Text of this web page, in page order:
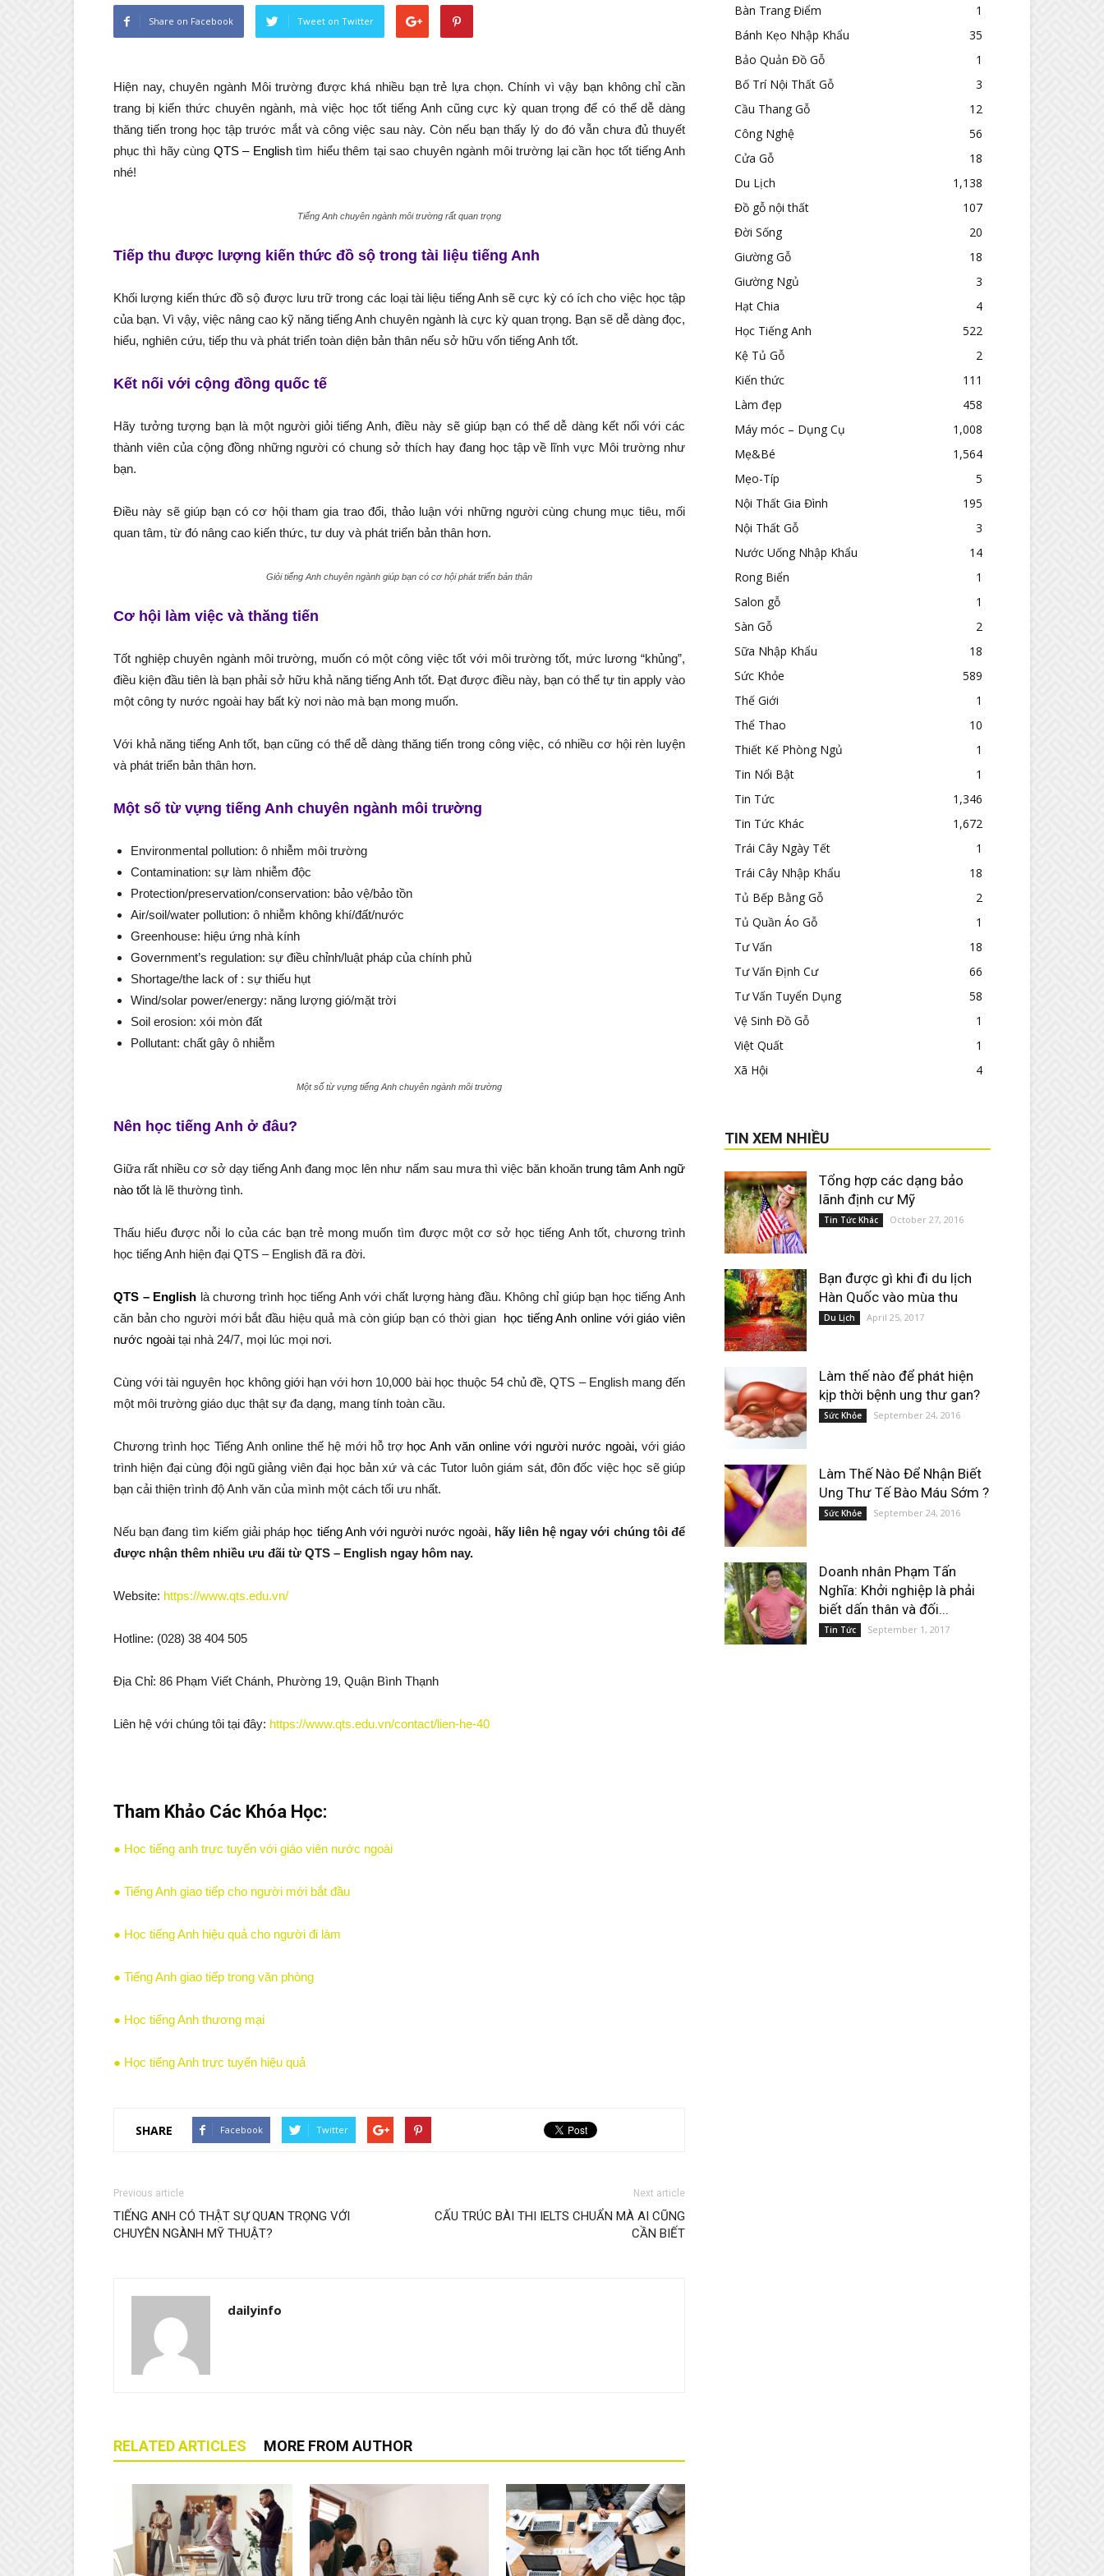
Share on Facebook Tweet on Twitter
Hiện nay, chuyên ngành Môi trường được khá nhiều bạn trẻ lựa chọn. Chính vì vậy bạn không chỉ cần
trang bị kiến thức chuyên ngành, mà việc học tốt tiếng Anh cũng cực kỳ quan trọng để có thể dễ dàng
thăng tiến trong học tập trước mắt và công việc sau này. Còn nếu bạn thấy lý do đó vẫn chưa đủ thuyết
phục thì hãy cùng QTS – Englishtìm hiểu thêm tại sao chuyên ngành môi trường lại cần học tốt tiếng Anh
nhé!
Tiếng Anh chuyên ngành môi trường rất quan trọng
Tiếp thu được lượng kiến thức đồ sộ trong tài liệu tiếng Anh
Khối lượng kiến thức đồ sộ được lưu trữ trong các loại tài liệu tiếng Anh sẽ cực kỳ có ích cho việc học tập
của bạn. Vì vậy, việc nâng cao kỹ năng tiếng Anh chuyên ngành là cực kỳ quan trọng. Bạn sẽ dễ dàng đọc,
hiểu, nghiên cứu, tiếp thu và phát triển toàn diện bản thân nếu sở hữu vốn tiếng Anh tốt.
Kết nối với cộng đồng quốc tế
Hãy tưởng tượng bạn là một người giỏi tiếng Anh, điều này sẽ giúp bạn có thể dễ dàng kết nối với các
thành viên của cộng đồng những người có chung sở thích hay đang học tập về lĩnh vực Môi trường như
bạn.
Điều này sẽ giúp bạn có cơ hội tham gia trao đổi, thảo luận với những người cùng chung mục tiêu, mối
quan tâm, từ đó nâng cao kiến thức, tư duy và phát triển bản thân hơn.
Giỏi tiếng Anh chuyên ngành giúp bạn có cơ hội phát triển bản thân
Cơ hội làm việc và thăng tiến
Tốt nghiệp chuyên ngành môi trường, muốn có một công việc tốt với môi trường tốt, mức lương “khủng”,
điều kiện đầu tiên là bạn phải sở hữu khả năng tiếng Anh tốt. Đạt được điều này, bạn có thể tự tin apply vào
một công ty nước ngoài hay bất kỳ nơi nào mà bạn mong muốn.
Với khả năng tiếng Anh tốt, bạn cũng có thể dễ dàng thăng tiến trong công việc, có nhiều cơ hội rèn luyện
và phát triển bản thân hơn.
Một số từ vựng tiếng Anh chuyên ngành môi trường
Environmental pollution: ô nhiễm môi trường
Contamination: sự làm nhiễm độc
Protection/preservation/conservation: bảo vệ/bảo tồn
Air/soil/water pollution: ô nhiễm không khí/đất/nước
Greenhouse: hiệu ứng nhà kính
Government’s regulation: sự điều chỉnh/luật pháp của chính phủ
Shortage/the lack of : sự thiếu hụt
Wind/solar power/energy: năng lượng gió/mặt trời
Soil erosion: xói mòn đất
Pollutant: chất gây ô nhiễm
Một số từ vựng tiếng Anh chuyên ngành môi trường
Nên học tiếng Anh ở đâu?
Giữa rất nhiều cơ sở dạy tiếng Anh đang mọc lên như nấm sau mưa thì việc băn khoăn trung tâm Anh ngữ
nào tốt là lẽ thường tình.
Thấu hiểu được nỗi lo của các bạn trẻ mong muốn tìm được một cơ sở học tiếng Anh tốt, chương trình
học tiếng Anh hiện đại QTS – English đã ra đời.
QTS – English là chương trình học tiếng Anh với chất lượng hàng đầu. Không chỉ giúp bạn học tiếng Anh
căn bản cho người mới bắt đầu hiệu quả mà còn giúp bạn có thời gian học tiếng Anh online với giáo viên
nước ngoài tại nhà 24/7, mọi lúc mọi nơi.
Cùng với tài nguyên học không giới hạn với hơn 10,000 bài học thuộc 54 chủ đề, QTS – English mang đến
một môi trường giáo dục thật sự đa dạng, mang tính toàn cầu.
Chương trình học Tiếng Anh online thế hệ mới hỗ trợ học Anh văn online với người nước ngoài,với giáo
trình hiện đại cùng đội ngũ giảng viên đại học bản xứ và các Tutor luôn giám sát, đôn đốc việc học sẽ giúp
bạn cải thiện trình độ Anh văn của mình một cách tối ưu nhất.
Nếu bạn đang tìm kiếm giải pháp học tiếng Anh với người nước ngoài, hãy liên hệ ngay với chúng tôi để
được nhận thêm nhiều ưu đãi từ QTS – English ngay hôm nay.
Website: https://www.qts.edu.vn/
Hotline: (028) 38 404 505
Địa Chỉ: 86 Phạm Viết Chánh, Phường 19, Quận Bình Thạnh
Liên hệ với chúng tôi tại đây: https://www.qts.edu.vn/contact/lien-he-40
Tham Khảo Các Khóa Học:
● Học tiếng anh trực tuyến với giáo viên nước ngoài
● Tiếng Anh giao tiếp cho người mới bắt đầu
● Học tiếng Anh hiệu quả cho người đi làm
● Tiếng Anh giao tiếp trong văn phòng
● Học tiếng Anh thương mại
● Học tiếng Anh trực tuyến hiệu quả
SHARE Facebook Twitter
Previous article
TIẾNG ANH CÓ THẬT SỰ QUAN TRỌNG VỚI
CHUYÊN NGÀNH MỸ THUẬT?
Next article
CẤU TRÚC BÀI THI IELTS CHUẨN MÀ AI CŨNG
CẦN BIẾT
dailyinfo
RELATED ARTICLES MORE FROM AUTHOR
Bàn Trang Điểm
1
Bánh Kẹo Nhập Khẩu
35
Bảo Quản Đồ Gỗ
1
Bố Trí Nội Thất Gỗ
3
Cầu Thang Gỗ
12
Công Nghệ
56
Cửa Gỗ
18
Du Lịch
1,138
Đồ gỗ nội thất
107
Đời Sống
20
Giường Gỗ
18
Giường Ngủ
3
Hạt Chia
4
Học Tiếng Anh
522
Kệ Tủ Gỗ
2
Kiến thức
111
Làm đẹp
458
Máy móc – Dụng Cụ
1,008
Mẹ&Bé
1,564
Mẹo-Típ
5
Nội Thất Gia Đình
195
Nội Thất Gỗ
3
Nước Uống Nhập Khẩu
14
Rong Biển
1
Salon gỗ
1
Sàn Gỗ
2
Sữa Nhập Khẩu
18
Sức Khỏe
589
Thế Giới
1
Thể Thao
10
Thiết Kế Phòng Ngủ
1
Tin Nổi Bật
1
Tin Tức
1,346
Tin Tức Khác
1,672
Trái Cây Ngày Tết
1
Trái Cây Nhập Khẩu
18
Tủ Bếp Bằng Gỗ
2
Tủ Quần Áo Gỗ
1
Tư Vấn
18
Tư Vấn Định Cư
66
Tư Vấn Tuyển Dụng
58
Vệ Sinh Đồ Gỗ
1
Việt Quất
1
Xã Hội
4
TIN XEM NHIỀU
Tổng hợp các dạng bảo
lãnh định cư Mỹ
Tin Tức Khác October 27, 2016
Bạn được gì khi đi du lịch
Hàn Quốc vào mùa thu
Du Lịch April 25, 2017
Làm thế nào để phát hiện
kịp thời bệnh ung thư gan?
Sức Khỏe September 24, 2016
Làm Thế Nào Để Nhận Biết
Ung Thư Tế Bào Máu Sớm ?
Sức Khỏe September 24, 2016
Doanh nhân Phạm Tấn
Nghĩa: Khởi nghiệp là phải
biết dấn thân và đối...
Tin Tức September 1, 2017